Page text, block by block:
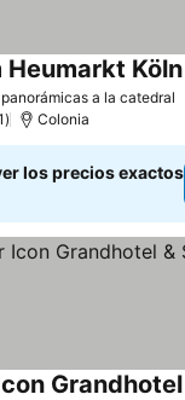
a la catedral
Heumarkt Köln
Colonia
los precios exactos